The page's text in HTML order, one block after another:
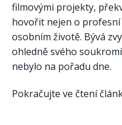
filmovými projekty,
hovořit nejen o profesní
osobním životě. Bývá
ohledně svého
nebylo na pořadu dne.
Pokračujte ve čtení